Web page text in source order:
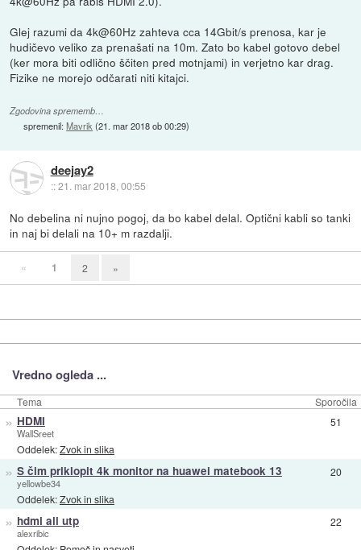
Glej razumi da 4k@60Hz zahteva cca 14Gbit/s prenosa, kar je
hudičevo veliko za prenašati na 10m. Zato bo kabel gotovo debel
(ker mora biti odlično ščiten pred motnjami) in verjetno kar drag.
Fizike ne morejo odčarati niti kitajci.
Zgodovina sprememb…
spremenil:Mavrik(21. mar 2018 ob 00:29)
deejay2
::21. mar 2018, 00:55
No debelina ni nujno pogoj, da bo kabel delal. Optični kabli so tanki
in naj bi delali na 10+ m razdalji.
« 1 2 »
Vredno ogleda ...
Tema Sporočila
» HDMI
WallSreet
Oddelek:Zvok in slika
51
» S čim priklopit 4k monitor na huawei matebook 13
yellowbe34
Oddelek:Zvok in slika
20
» hdmi ali utp
alexribic
22